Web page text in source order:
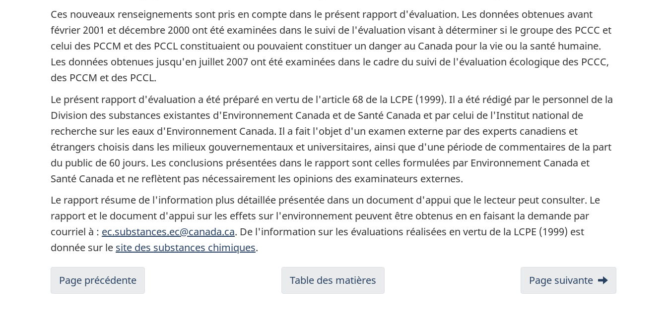
Ces nouveaux renseignements sont pris en compte dans le présent rapport d'évaluation. Les données obtenues avant
février 2001 et décembre 2000 ont été examinées dans le suivi de l'évaluation visant à déterminer si le groupe des PCCC et
celui des PCCM et des PCCL constituaient ou pouvaient constituer un danger au Canada pour la vie ou la santé humaine.
Les données obtenues jusqu'en juillet 2007 ont été examinées dans le cadre du suivi de l'évaluation écologique des PCCC,
des PCCM et des PCCL.
Le présent rapport d'évaluation a été préparé en vertu de l'article 68 de la LCPE (1999). Il a été rédigé par le personnel de la
Division des substances existantes d'Environnement Canada et de Santé Canada et par celui de l'Institut national de
recherche sur les eaux d'Environnement Canada. Il a fait l'objet d'un examen externe par des experts canadiens et
étrangers choisis dans les milieux gouvernementaux et universitaires, ainsi que d'une période de commentaires de la part
du public de 60 jours. Les conclusions présentées dans le rapport sont celles formulées par Environnement Canada et
Santé Canada et ne reflètent pas nécessairement les opinions des examinateurs externes.
Le rapport résume de l'information plus détaillée présentée dans un document d'appui que le lecteur peut consulter. Le
rapport et le document d'appui sur les effets sur l'environnement peuvent être obtenus en en faisant la demande par
courriel à : ec.substances.ec@canada.ca. De l'information sur les évaluations réalisées en vertu de la LCPE (1999) est
donnée sur le site des substances chimiques.
Page précédente Table des matières Page suivante